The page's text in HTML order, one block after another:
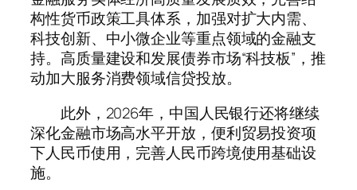
构性货币政策工具体系，加强对扩大内需、
科技创新、中小微企业等重点领域的金融支
持。高质量建设和发展债券市场“科技板”，推
动加大服务消费领域信贷投放。
此外，2026年，中国人民银行还将继续
深化金融市场高水平开放，便利贸易投资项
下人民币使用，完善人民币跨境使用基础设
施。